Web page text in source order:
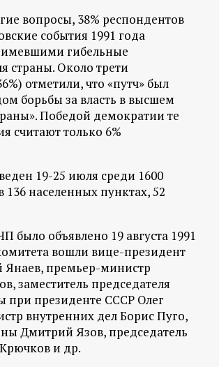
вопросы, 38% респондентов
события 1991 года
гибельные
страны. Около трети
отметили, что «путч» был
борьбы за власть в высшем
Победой демократии те
считают только 6%
19-25 июля среди 1600
136 населенных пунктах, 52
было объявлено 19 августа 1991
вошли вице-президент
Янаев, премьер-министр
заместитель председателя
при президенте СССР Олег
внутренних дел Борис Пуго,
Дмитрий Язов, председатель
и др.